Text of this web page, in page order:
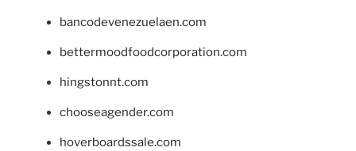
bancodevenezuelaen.com
bettermoodfoodcorporation.com
hingstonnt.com
chooseagender.com
hoverboardssale.com